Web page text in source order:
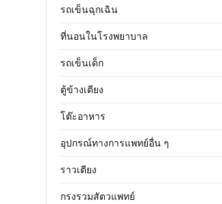
รถเข็นฉุกเฉิน
ที่นอนในโรงพยาบาล
รถเข็นเด็ก
ตู้ข้างเตียง
โต๊ะอาหาร
อุปกรณ์ทางการแพทย์อื่น ๆ
ราวเตียง
กรงรวมสัตวแพทย์